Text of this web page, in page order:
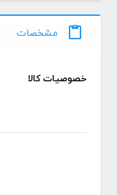
مشخصات
خصوصیات کالا